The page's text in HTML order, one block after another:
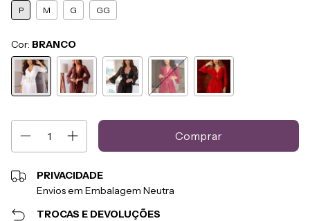
P M G GG
Cor: BRANCO
PRIVACIDADE
Envios em Embalagem Neutra
TROCAS E DEVOLUÇÕES